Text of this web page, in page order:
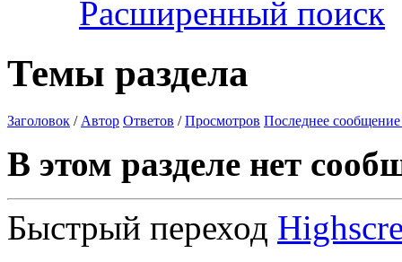
Расширенный поиск
Темы раздела
Заголовок / Автор Ответов /Просмотров Последнее сообщение
В этом разделе нет
Быстрый переход